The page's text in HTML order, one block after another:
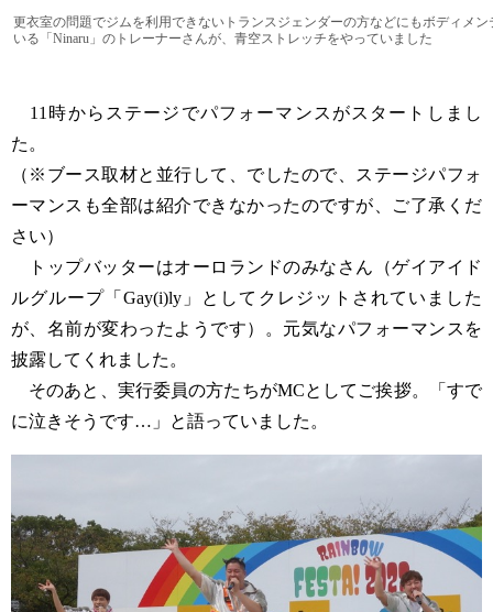
更衣室の問題でジムを利用できないトランスジェンダーの方などにもボディメ
いる「Ninaru」のトレーナーさんが、青空ストレッチをやっていました
11時からステージでパフォーマンスがスタートしまし
た。
（※ブース取材と並行して、でしたので、ステージパフォ
ーマンスも全部は紹介できなかったのですが、ご了承くだ
さい）
トップバッターはオーロランドのみなさん（ゲイアイド
ルグループ「Gay(i)ly」としてクレジットされていました
が、名前が変わったようです）。元気なパフォーマンスを
披露してくれました。
そのあと、実行委員の方たちがMCとしてご挨拶。「すで
に泣きそうです…」と語っていました。